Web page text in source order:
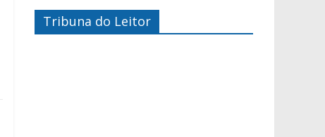
Tribuna do Leitor